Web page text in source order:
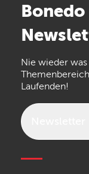
Arturia
the t.bone
Walrus
Bonedo
Nie wieder
Laufenden!